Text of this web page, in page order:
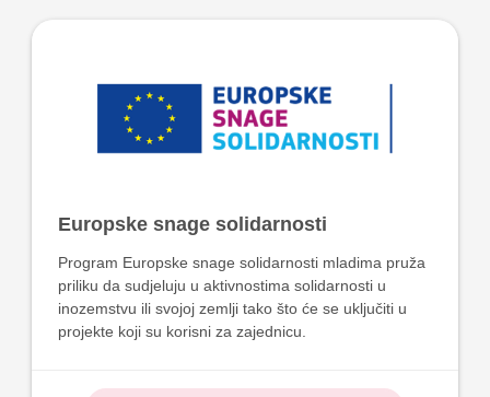
Europske snage solidarnosti
Program Europske snage solidarnosti mladima pruža
priliku da sudjeluju u aktivnostima solidarnosti u
inozemstvu ili svojoj zemlji tako što će se uključiti u
projekte koji su korisni za zajednicu.